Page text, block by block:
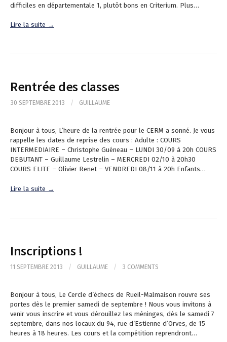
difficiles en départementale 1, plutôt bons en Criterium. Plus…
Lire la suite →
Rentrée des classes
30 SEPTEMBRE 2013 / GUILLAUME
Bonjour à tous, L’heure de la rentrée pour le CERM a sonné. Je vous
rappelle les dates de reprise des cours : Adulte : COURS
INTERMEDIAIRE – Christophe Guéneau – LUNDI 30/09 à 20h COURS
DEBUTANT – Guillaume Lestrelin – MERCREDI 02/10 à 20h30
COURS ELITE – Olivier Renet – VENDREDI 08/11 à 20h Enfants…
Lire la suite →
Inscriptions !
11 SEPTEMBRE 2013 / GUILLAUME / 3 COMMENTS
Bonjour à tous, Le Cercle d’échecs de Rueil-Malmaison rouvre ses
portes dès le premier samedi de septembre ! Nous vous invitons à
venir vous inscrire et vous dérouillez les méninges, dès le samedi 7
septembre, dans nos locaux du 94, rue d’Estienne d’Orves, de 15
heures à 18 heures. Les cours et la compétition reprendront…